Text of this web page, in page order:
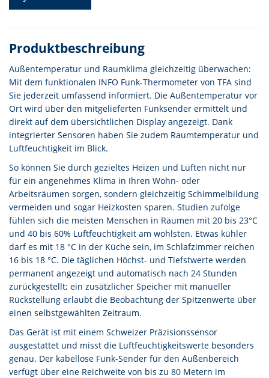
Produktbeschreibung
Außentemperatur und Raumklima gleichzeitig überwachen:
Mit dem funktionalen INFO Funk-Thermometer von TFA sind
Sie jederzeit umfassend informiert. Die Außentemperatur vor
Ort wird über den mitgelieferten Funksender ermittelt und
direkt auf dem übersichtlichen Display angezeigt. Dank
integrierter Sensoren haben Sie zudem Raumtemperatur und
Luftfeuchtigkeit im Blick.
So können Sie durch gezieltes Heizen und Lüften nicht nur
für ein angenehmes Klima in Ihren Wohn- oder
Arbeitsräumen sorgen, sondern gleichzeitig Schimmelbildung
vermeiden und sogar Heizkosten sparen. Studien zufolge
fühlen sich die meisten Menschen in Räumen mit 20 bis 23°C
und 40 bis 60% Luftfeuchtigkeit am wohlsten. Etwas kühler
darf es mit 18 °C in der Küche sein, im Schlafzimmer reichen
16 bis 18 °C. Die täglichen Höchst- und Tiefstwerte werden
permanent angezeigt und automatisch nach 24 Stunden
zurückgestellt; ein zusätzlicher Speicher mit manueller
Rückstellung erlaubt die Beobachtung der Spitzenwerte über
einen selbstgewählten Zeitraum.
Das Gerät ist mit einem Schweizer Präzisionssensor
ausgestattet und misst die Luftfeuchtigkeitswerte besonders
genau. Der kabellose Funk-Sender für den Außenbereich
verfügt über eine Reichweite von bis zu 80 Metern im